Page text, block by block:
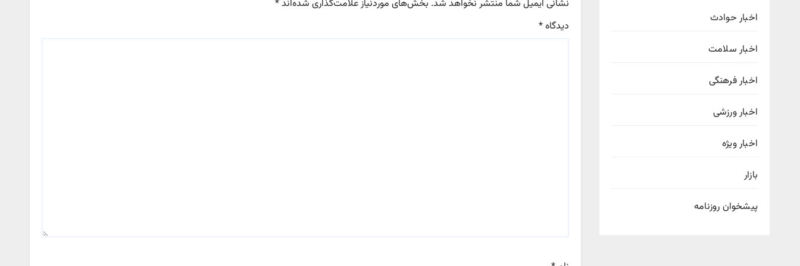
اخبار حوادث
اخبار سلامت
اخبار فرهنگی
اخبار ورزشی
اخبار ویژه
بازار
پیشخوان روزنامه
نشانی ایمیل شما منتشر نخواهد شد. بخش‌های موردنیاز علامت‌گذاری شده‌اند*
دیدگاه*